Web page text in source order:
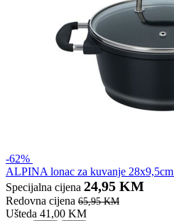
-62%
ALPINA lonac za kuvanje
Specijalna cijena 24,95 KM
Redovna cijena 65,95 KM
Ušteda 41,00 KM